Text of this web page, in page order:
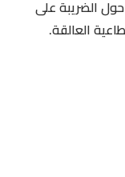
الضريبة على
العالقة.